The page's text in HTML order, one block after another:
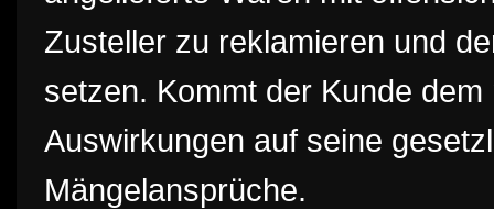
Zusteller zu reklamieren und
setzen. Kommt der Kunde
Auswirkungen auf seine
Mängelansprüche.